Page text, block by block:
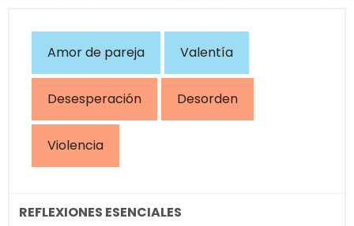
Amor de pareja Valentía
Desesperación Desorden
Violencia
REFLEXIONES ESENCIALES